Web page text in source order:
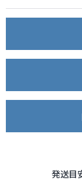
発送目